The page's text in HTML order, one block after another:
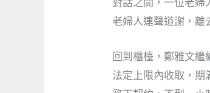
老婦人連聲道謝，離
回到櫃檯，鄭雅文
法定上限內收取，期